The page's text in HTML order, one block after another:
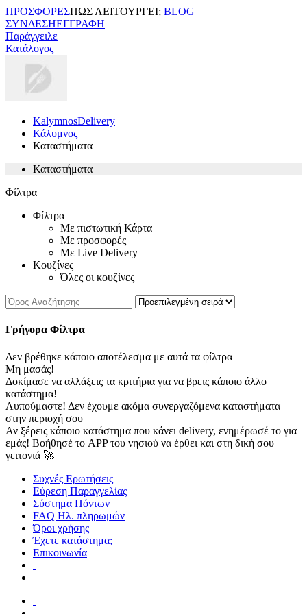
ΠΡΟΣΦΟΡΕΣΠΩΣ ΛΕΙΤΟΥΡΓΕΙ; BLOG
ΣΥΝΔΕΣΗΕΓΓΡΑΦΗ
Παράγγειλε
Κατάλογος
KalymnosDelivery
Κάλυμνος
Καταστήματα
Καταστήματα
Φίλτρα
Φίλτρα
Με πιστωτική Κάρτα
Με προσφορές
Με Live Delivery
Κουζίνες
Όλες οι κουζίνες
Γρήγορα Φίλτρα
Δεν βρέθηκε κάποιο αποτέλεσμα με αυτά τα φίλτρα
Μη μασάς!
Δοκίμασε να αλλάξεις τα κριτήρια για να βρεις κάποιο άλλο
κατάστημα!
Λυπούμαστε! Δεν έχουμε ακόμα συνεργαζόμενα καταστήματα
στην περιοχή σου
Αν ξέρεις κάποιο κατάστημα που κάνει delivery, ενημέρωσέ το για
εμάς! Βοήθησέ το APP του νησιού να έρθει και στη δική σου
γειτονιά 🚀
Συχνές Ερωτήσεις
Εύρεση Παραγγελίας
Σύστημα Πόντων
FAQ Ηλ. πληρωμών
Όροι χρήσης
Έχετε κατάστημα;
Επικοινωνία